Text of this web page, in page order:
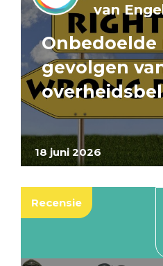
18 juni 2026
van
Onbedoelde
gevolgen
Recensie